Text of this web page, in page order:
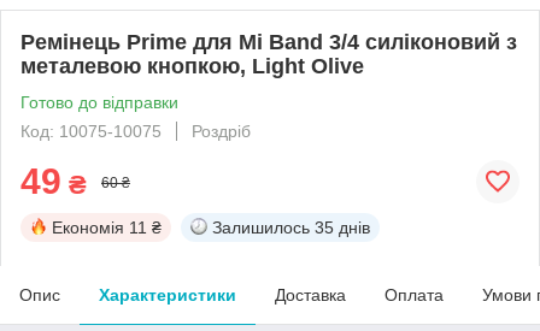
Ремінець Prime для Mi Band 3/4 силіконовий з
металевою кнопкою, Light Olive
Готово до відправки
Код: 10075-10075
Роздріб
49 ₴ 60 ₴
Економія 11 ₴ Залишилось 35 днів
Опис Характеристики Доставка Оплата Умови